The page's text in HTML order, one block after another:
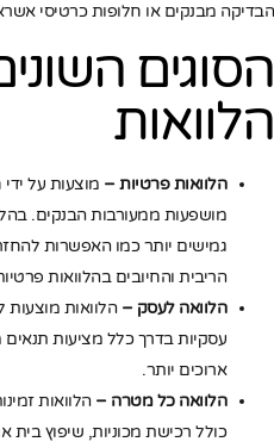
הבדיקה מבנקים או חלופות כרטיסי
הסוגים
הלוואות
הלוואות פרטיות – מוצעות על
מושפעות ממעורבות הבנקים.
גמישים יותר כמו האפשרות
הריבית והחיובים בהלוואות
הלוואה לעסק – הלוואות מוצעות
עסקיות בדרך כלל מציעות
ארוכים יותר.
הלוואה כל מטרה – הלוואות
כולל רכישת מכוניות, שיפוץ בית